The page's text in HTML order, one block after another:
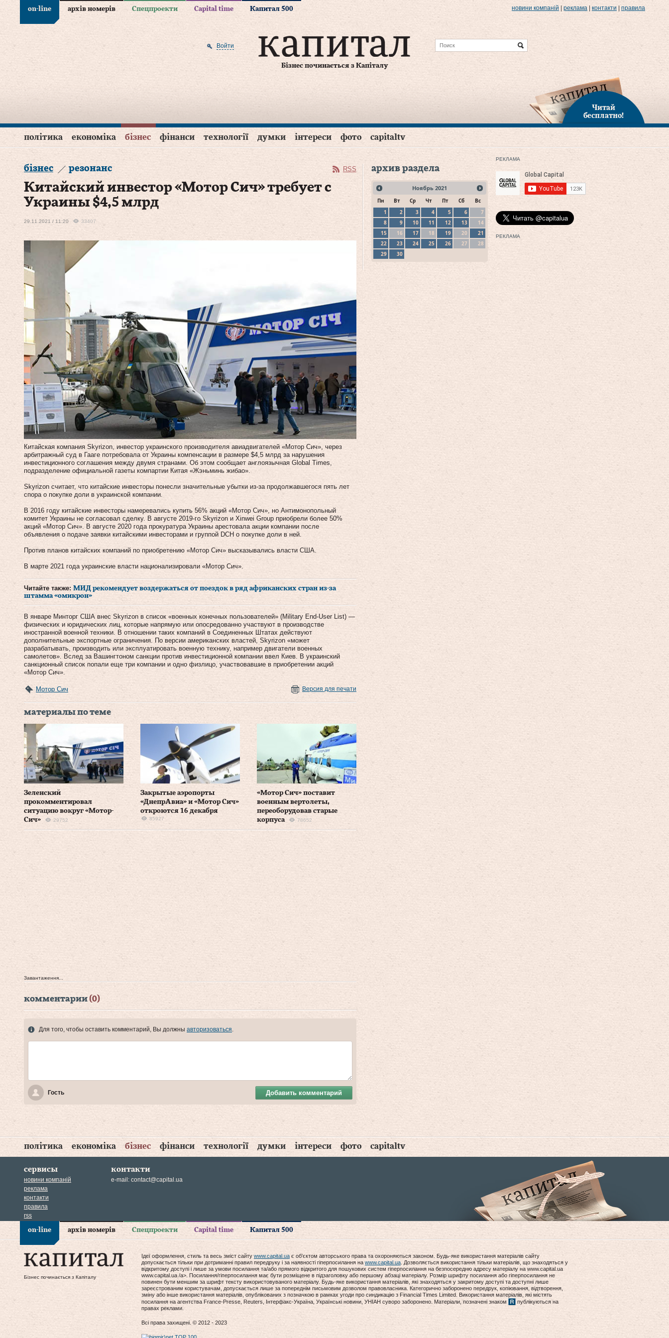
on-line архів номерів Спецпроекти Capital time Капитал 500 новини компаній реклама контакти правила
Бізнес починається з Капіталу
Войти
Читай
бесплатно!
політика економіка бізнес фінанси технології думки інтереси фото capitaltv
бізнес резонанс RSS
Китайский инвестор «Мотор Сич» требует с
Украины $4,5 млрд
29.11.2021 / 11:20 33407
Китайская компания Skyrizon, инвестор украинского производителя авиадвигателей «Мотор Сич», через
арбитражный суд в Гааге потребовала от Украины компенсации в размере $4,5 млрд за нарушения
инвестиционного соглашения между двумя странами. Об этом сообщает англоязычная Global Times,
подразделение официальной газеты компартии Китая «Жэньминь жибао».
Skyrizon считает, что китайские инвесторы понесли значительные убытки из-за продолжавшегося пять лет
спора о покупке доли в украинской компании.
В 2016 году китайские инвесторы намеревались купить 56% акций «Мотор Сич», но Антимонопольный
комитет Украины не согласовал сделку. В августе 2019-го Skyrizon и Xinwei Group приобрели более 50%
акций «Мотор Сич». В августе 2020 года прокуратура Украины арестовала акции компании после
объявления о подаче заявки китайскими инвесторами и группой DCH о покупке доли в ней.
Против планов китайских компаний по приобретению «Мотор Сич» высказывались власти США.
В марте 2021 года украинские власти национализировали «Мотор Сич».
Читайте также: МИД рекомендует воздержаться от поездок в ряд африканских стран из-за
штамма «омикрон»
В январе Минторг США внес Skyrizon в список «военных конечных пользователей» (Military End-User List) —
физических и юридических лиц, которые напрямую или опосредованно участвуют в производстве
иностранной военной техники. В отношении таких компаний в Соединенных Штатах действуют
дополнительные экспортные ограничения. По версии американских властей, Skyrizon «может
разрабатывать, производить или эксплуатировать военную технику, например двигатели военных
самолетов». Вслед за Вашингтоном санкции против инвестиционной компании ввел Киев. В украинский
санкционный список попали еще три компании и одно физлицо, участвовавшие в приобретении акций
«Мотор Сич».
Мотор Сич Версия для печати
материалы по теме
Зеленский
прокомментировал
ситуацию вокруг «Мотор-
Сич»
29752
Закрытые аэропорты
«ДнепрАвиа» и «Мотор Сич»
откроются 16 декабря
85927
«Мотор Сич» поставит
военным вертолеты,
переоборудовав старые
корпуса
78652
Завантаження...
комментарии (0)
Для того, чтобы оставить комментарий, Вы должны авторизоваться
Гость Добавить комментарий
архив раздела
Ноябрь 2021
Пн Вт Ср Чт Пт Сб
Вс
1
2 3 4 5 6
7
8
9 10 11 12 13
14
15
16 17 18 19 20
21
22
23 24 25 26 27
28
29
30
РЕКЛАМА
РЕКЛАМА
політика економіка бізнес фінанси технології думки інтереси фото capitaltv
сервисы
новини компаній
реклама
контакти
правила
rss
контакти
e-mail: contact@capital.ua
on-line архів номерів Спецпроекти Capital time Капитал 500
Бізнес починається з Капіталу
Ідеї оформлення, стиль та весь зміст сайту www.capital.ua є об'єктом авторського права та охороняються законом. Будь-яке використання матеріалів сайту
допускається тільки при дотриманні правил передруку і за наявності гіперпосилання на www.capital.ua . Дозволяється використання тільки матеріалів, що знаходяться у
відкритому доступі і лише за умови посилання та/або прямого відкритого для пошукових систем гіперпосилання на безпосередню адресу матеріалу на www.capital.ua
www.capital.ua /a>. Посилання/гіперпосилання має бути розміщене в підзаголовку або першому абзаці матеріалу. Розмір шрифту посилання або гіперпосилання не
повинен бути меншим за шрифт тексту використовуваного матеріалу. Будь-яке використання матеріалів, які знаходяться у закритому доступі та доступні лише
зареєстрованим користувачам, допускається лише за попереднім письмовим дозволом правовласника. Категорично заборонено передрук, копіювання, відтворення,
зміну або інше використання матеріалів, опублікованих з позначкою в рамках угоди про синдикацію з Financial Times Limited. Використання матеріалів, які містять
посилання на агентства France-Presse, Reuters, Інтерфакс-Україна, Українські новини, УНІАН суворо заборонено. Матеріали, позначені знаком
публікуються на
правах реклами.
Всі права захищені. © 2012 - 2023